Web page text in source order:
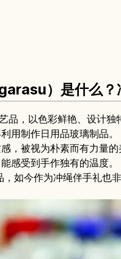
）是什么
品，以色彩鲜艳、设计独
用制作日用品玻璃制品。
，被视为朴素而有力量的
感受到手作独有的温度。
如今作为冲绳伴手礼也